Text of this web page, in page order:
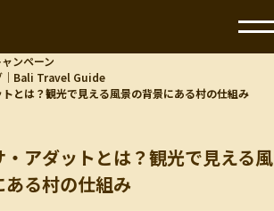
ンペーン
｜Bali Travel Guide
とは？観光で見える風景の背景にある村の仕組み
・アダットとは？観光で見える風
る村の仕組み